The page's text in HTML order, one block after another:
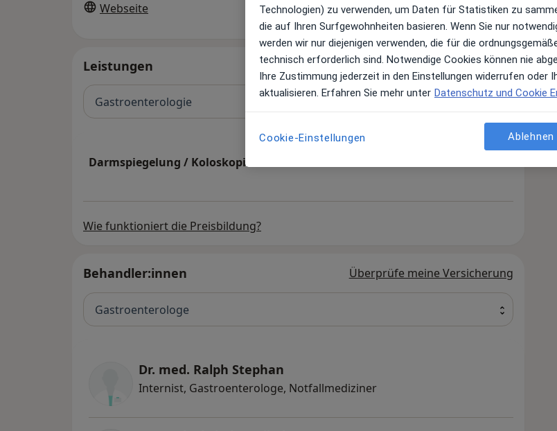
Webseite
Leistungen
Gastroenterologie
Darmspiegelung / Koloskopie
Wie funktioniert die Preisbildung?
Behandler:innen Überprüfe meine Versicherung
Gastroenterologe
Dr. med. Ralph Stephan
Internist, Gastroenterologe, Notfallmediziner
Technologien) zu verwenden, um Daten für Statistiken zu
die auf Ihren Surfgewohnheiten basieren. Wenn Sie nur
werden wir nur diejenigen verwenden, die für die
technisch erforderlich sind. Notwendige Cookies können nie
Ihre Zustimmung jederzeit in den Einstellungen widerrufen oder
aktualisieren. Erfahren Sie mehr unter Datenschutz und Cookie
Cookie-Einstellungen Ablehnen